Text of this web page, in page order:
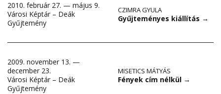
2010. február 27. — május 9.
Városi Képtár – Deák
Gyűjtemény
CZIMRA GYULA
Gyűjteményes kiállítás →
2009. november 13. —
december 23.
Városi Képtár – Deák
Gyűjtemény
MISETICS MÁTYÁS
Fények cím nélkül →